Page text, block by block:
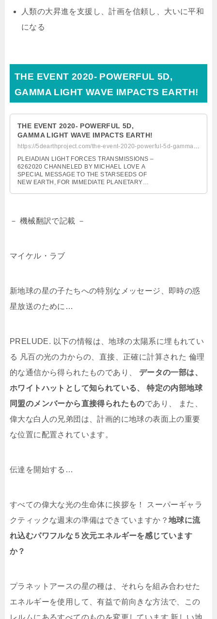
人類の大昇進を支援し、計画を信頼し、大いに平和
になる
THE EVENT 2020- POWERFUL 5D,
GAMMA LIGHT WAVE IMPACTS EARTH!
THE EVENT 2020- POWERFUL 5D,
GAMMA LIGHT WAVE IMPACTS EARTH!
https://5dearthproject.com/the-event-2020-powerful-5d-gamma-light-wave-impact...
PLEIADIAN LIGHT FORCES TRANSMISSIONS –
6262020 CHANNELED BY MICHAEL LOVE A
SPECIAL MESSAGE TO THE STARSEEDS OF
NEW EARTH, FOR IMMEDIATE PLANETARY
－ 機械翻訳で記載 －
マイケル・ラブ
新地球の星の子たちへの特別なメッセージ、即時の惑
星放送のために…
PRELUDE. 以下の情報は、地球の太陽系に埋もれてい
る 凡百の光の力からの、直接、正確に計算された 倫理
的な通信から得られたものであり、 データの一部は、
ホワイトハットとして知られている、 特定の内部地球
同盟のメンバーから直接得られたものであり、 また、
偉大な白人の兄弟団は、計画的に地球の表面上の重要
な位置に配置されています。
伝達を開始する…
すべての偉大な光の生命体に挨拶を！ スーパーギャラ
クティックな週末の準備はできていますか？ 地球に流
れ込むパワフルな５次元エネルギーを感じています
か？
プラネットアースの星の種は、それらを組み合わせた
エネルギーを使用して、有益で前向きな方法で、この
レルムにあるすべてのものを変更しています 新しい地